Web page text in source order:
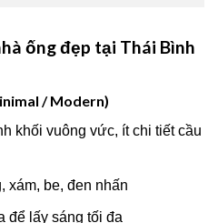
ống đẹp tại Thái Bình
/ Modern)
khối vuông vức, ít chi tiết cầu
xám, be, đen nhấn
để lấy sáng tối đa